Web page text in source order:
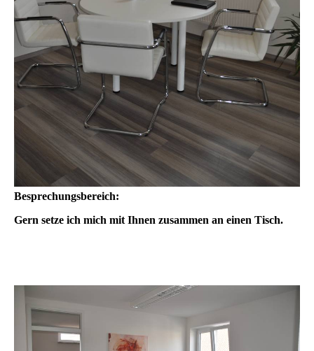
Besprechungsbereich:
Gern setze ich mich mit Ihnen zusammen an einen Tisch.